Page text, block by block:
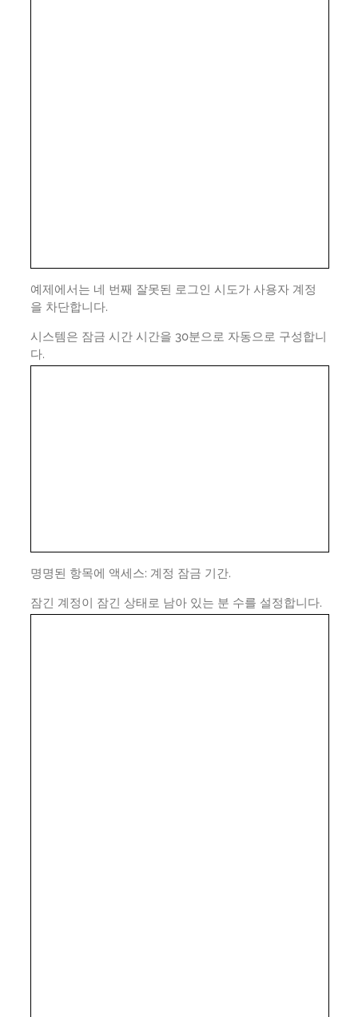
예제에서는 네 번째 잘못된 로그인 시도가 사용자 계정
을 차단합니다.
시스템은 잠금 시간 시간을 30분으로 자동으로 구성합니
다.
명명된 항목에 액세스: 계정 잠금 기간.
잠긴 계정이 잠긴 상태로 남아 있는 분 수를 설정합니다.